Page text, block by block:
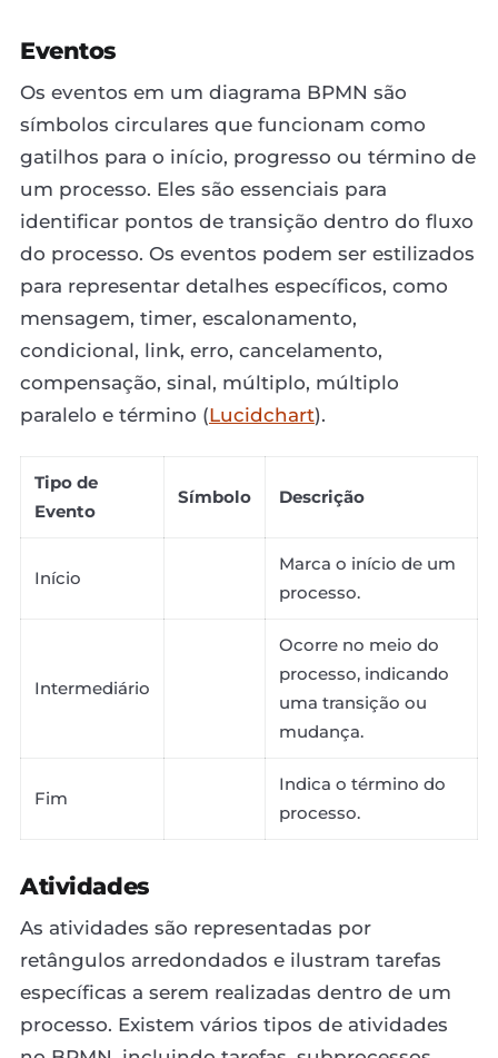
Eventos
Os eventos em um diagrama BPMN são
símbolos circulares que funcionam como
gatilhos para o início, progresso ou término de
um processo. Eles são essenciais para
identificar pontos de transição dentro do fluxo
do processo. Os eventos podem ser estilizados
para representar detalhes específicos, como
mensagem, timer, escalonamento,
condicional, link, erro, cancelamento,
compensação, sinal, múltiplo, múltiplo
paralelo e término (Lucidchart).
Tipo de
Evento
Símbolo Descrição
Início
Marca o início de um
processo.
Intermediário
Ocorre no meio do
processo, indicando
uma transição ou
mudança.
Fim
Indica o término do
processo.
Atividades
As atividades são representadas por
retângulos arredondados e ilustram tarefas
específicas a serem realizadas dentro de um
processo. Existem vários tipos de atividades